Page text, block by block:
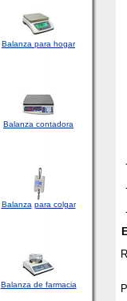
Balanza para hogar
Balanza contadora
Balanza para colgar
Balanza de farmacia